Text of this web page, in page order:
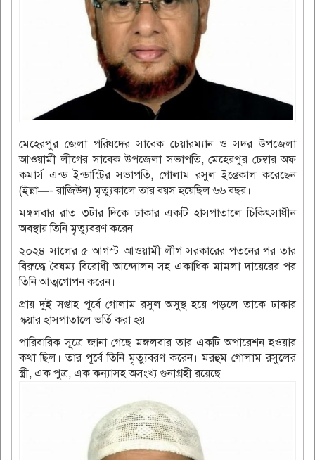
মেহেরপুর জেলা পরিষদের সাবেক চেয়ারম্যান ও সদর উপজেলা
আওয়ামী লীগের সাবেক উপজেলা সভাপতি, মেহেরপুর চেম্বার অফ
কমার্স এন্ড ইন্ডাস্ট্রির সভাপতি, গোলাম রসুল ইন্তেকাল করেছেন
(ইন্না—- রাজিউন) মৃত্যুকালে তার বয়স হয়েছিল ৬৬ বছর।
মঙ্গলবার রাত ৩টার দিকে ঢাকার একটি হাসপাতালে চিকিৎসাধীন
অবস্থায় তিনি মৃত্যুবরণ করেন।
২০২৪ সালের ৫ আগস্ট আওয়ামী লীগ সরকারের পতনের পর তার
বিরুদ্ধে বৈষম্য বিরোধী আন্দোলন সহ একাধিক মামলা দায়েরের পর
তিনি আত্মগোপন করেন।
প্রায় দুই সপ্তাহ পূর্বে গোলাম রসুল অসুস্থ হয়ে পড়লে তাকে ঢাকার
স্কয়ার হাসপাতালে ভর্তি করা হয়।
পারিবারিক সূত্রে জানা গেছে মঙ্গলবার তার একটি অপারেশন হওয়ার
কথা ছিল। তার পূর্বে তিনি মৃত্যুবরণ করেন। মরহুম গোলাম রসুলের
স্ত্রী, এক পুত্র, এক কন্যাসহ অসংখ্য গুনাগ্রহী রয়েছে।